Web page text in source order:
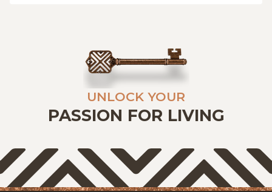
UNLOCK YOUR
PASSION FOR LIVING